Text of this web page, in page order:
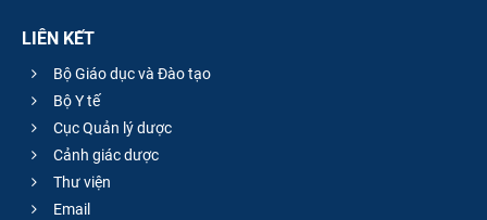
LIÊN KẾT
Bộ Giáo dục và Đào tạo
Bộ Y tế
Cục Quản lý dược
Cảnh giác dược
Thư viện
Email